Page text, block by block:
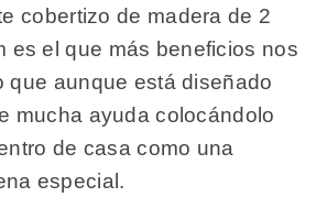
cobertizo de madera de 2
es el que más beneficios nos
que aunque está diseñado
mucha ayuda colocándolo
de casa como una
especial.